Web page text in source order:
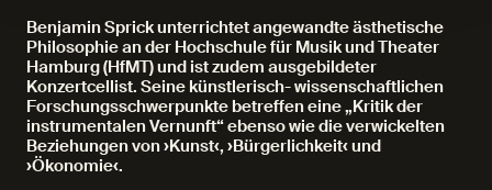
Benjamin Sprick unterrichtet angewandte ästhetische
Philosophie an der Hochschule für Musik und Theater
Hamburg (HfMT) und ist zudem ausgebildeter
Konzertcellist. Seine künstlerisch- wissenschaftlichen
Forschungsschwerpunkte betreffen eine „Kritik der
instrumentalen Vernunft“ ebenso wie die verwickelten
Beziehungen von ›Kunst‹, ›Bürgerlichkeit‹ und
›Ökonomie‹.